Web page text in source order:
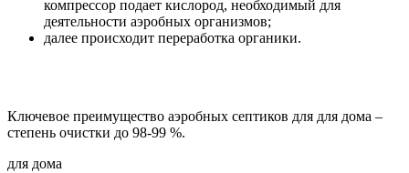
компрессор подает кислород, необходимый для
деятельности аэробных организмов;
далее происходит переработка органики.
Ключевое преимущество аэробных септиков для для дома –
степень очистки до 98-99 %.
для дома